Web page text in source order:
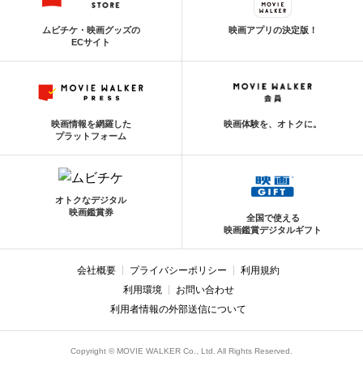
ムビチケ・映画グッズの
ECサイト
映画アプリの決定版！
映画情報を網羅した
プラットフォーム
映画体験を、オトクに。
オトクなデジタル
映画鑑賞券
全国で使える
映画鑑賞デジタルギフト
会社概要 プライバシーポリシー
利用規約
利用環境
お問い合わせ
利用者情報の外部送信について
Copyright © MOVIE WALKER Co., Ltd. All Rights Reserved.